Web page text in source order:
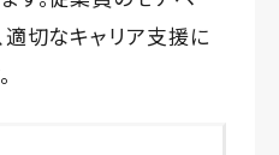
適切なキャリア支援に